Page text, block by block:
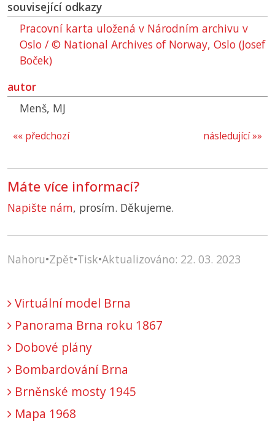
související odkazy
Pracovní karta uložená v Národním archivu v
Oslo / © National Archives of Norway, Oslo (Josef
Boček)
autor
Menš, MJ
následující »»
«« předchozí
Máte více informací?
Napište nám, prosím. Děkujeme.
Nahoru•Zpět•Tisk•Aktualizováno: 22. 03. 2023
Virtuální model Brna
Panorama Brna roku 1867
Dobové plány
Bombardování Brna
Brněnské mosty 1945
Mapa 1968